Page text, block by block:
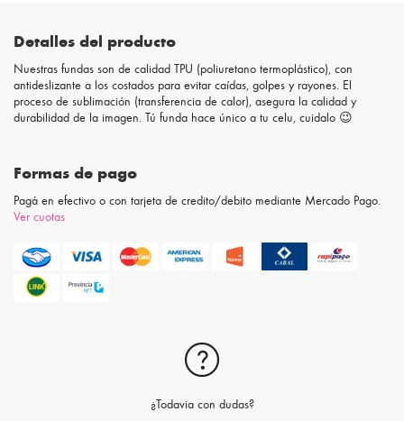
Detalles del producto
Nuestras fundas son de calidad TPU (poliuretano termoplástico), con
antideslizante a los costados para evitar caídas, golpes y rayones. El
proceso de sublimación (transferencia de calor), asegura la calidad y
durabilidad de la imagen. Tú funda hace único a tu celu, cuidalo 😉
Formas de pago
Pagá en efectivo o con tarjeta de credito/debito mediante Mercado Pago.
Ver cuotas
¿Todavia con dudas?